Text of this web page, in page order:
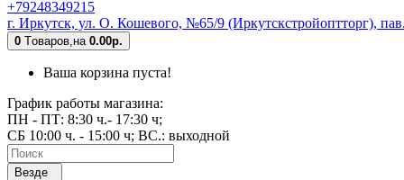
+79248349215
г. Иркутск, ул. О. Кошевого, №65/9 (Иркутскстройоптторг),
0 Tоваров, на 0.00р.
Ваша корзина пуста!
График работы магазина:
ПН - ПТ: 8:30 ч.- 17:30 ч;
СБ 10:00 ч. - 15:00 ч; ВС.: выходной
Везде